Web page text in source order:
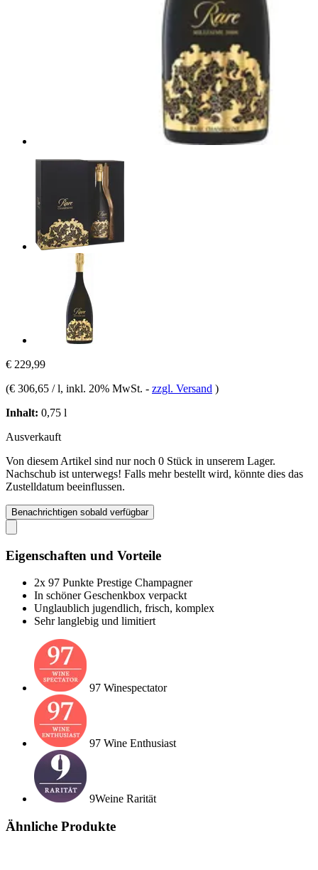
€ 229,99
(€ 306,65 / l, inkl. 20% MwSt. - zzgl. Versand )
Inhalt: 0,75 l
Ausverkauft
Von diesem Artikel sind nur noch 0 Stück in unserem Lager.
Nachschub ist unterwegs! Falls mehr bestellt wird, könnte dies das
Zustelldatum beeinflussen.
Benachrichtigen sobald verfügbar
Eigenschaften und Vorteile
2x 97 Punkte Prestige Champagner
In schöner Geschenkbox verpackt
Unglaublich jugendlich, frisch, komplex
Sehr langlebig und limitiert
97 Winespectator
97 Wine Enthusiast
9Weine Rarität
Ähnliche Produkte